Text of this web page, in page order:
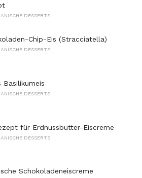
DESSERTS
Chip-Eis (Stracciatella)
DESSERTS
Basilikumeis
DESSERTS
für Erdnussbutter-Eiscreme
DESSERTS
Schokoladeneiscreme